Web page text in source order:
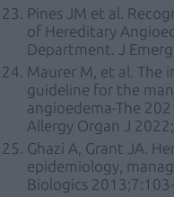
Pines JM et al.
of Hereditary
Department. J
Maurer M, et al. The
guideline for the
angioedema-The
Allergy Organ J
Ghazi A, Grant JA.
epidemiology,
Biologics